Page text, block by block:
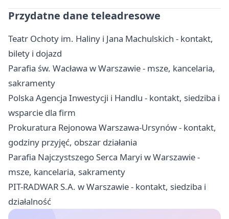
Przydatne dane teleadresowe
Teatr Ochoty im. Haliny i Jana Machulskich - kontakt,
bilety i dojazd
Parafia św. Wacława w Warszawie - msze, kancelaria,
sakramenty
Polska Agencja Inwestycji i Handlu - kontakt, siedziba i
wsparcie dla firm
Prokuratura Rejonowa Warszawa-Ursynów - kontakt,
godziny przyjęć, obszar działania
Parafia Najczystszego Serca Maryi w Warszawie -
msze, kancelaria, sakramenty
PIT-RADWAR S.A. w Warszawie - kontakt, siedziba i
działalność